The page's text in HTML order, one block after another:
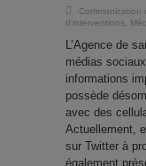
Communication
d'interventions
L’Agence de
médias
informations
possède
avec des
Actuellement,
sur Twitter à
également